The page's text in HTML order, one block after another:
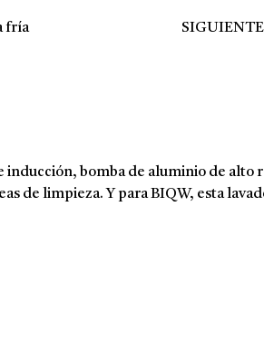
fría
bomba de aluminio de
de limpieza. Y para BIQW, esta